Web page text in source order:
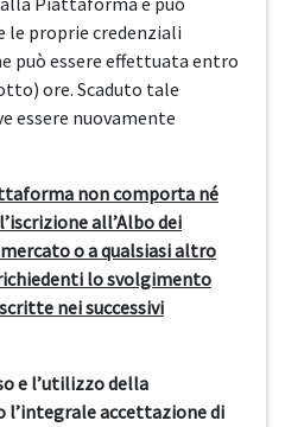
proprie credenziali
può essere effettuata entro
ore. Scaduto tale
essere nuovamente
non comporta né
all’Albo dei
o a qualsiasi altro
lo svolgimento
nei successivi
e l’utilizzo della
accettazione di